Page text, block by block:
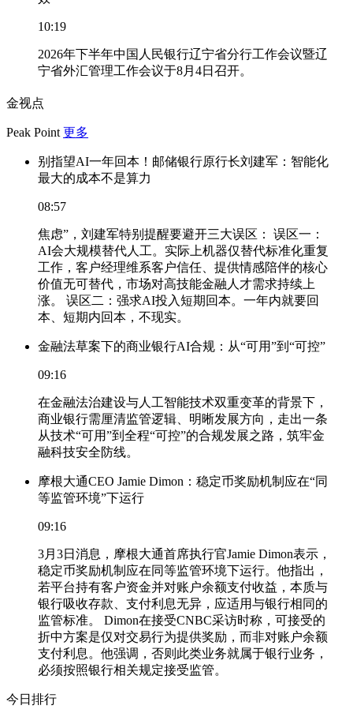
10:19
2026年下半年中国人民银行辽宁省分行工作会议暨辽
宁省外汇管理工作会议于8月4日召开。
金视点
Peak Point 更多
别指望AI一年回本！邮储银行原行长刘建军：智能化
最大的成本不是算力
08:57
焦虑”，刘建军特别提醒要避开三大误区： 误区一：
AI会大规模替代人工。实际上机器仅替代标准化重复
工作，客户经理维系客户信任、提供情感陪伴的核心
价值无可替代，市场对高技能金融人才需求持续上
涨。 误区二：强求AI投入短期回本。一年内就要回
本、短期内回本，不现实。
金融法草案下的商业银行AI合规：从“可用”到“可控”
09:16
在金融法治建设与人工智能技术双重变革的背景下，
商业银行需厘清监管逻辑、明晰发展方向，走出一条
从技术“可用”到全程“可控”的合规发展之路，筑牢金
融科技安全防线。
摩根大通CEO Jamie Dimon：稳定币奖励机制应在“同
等监管环境”下运行
09:16
3月3日消息，摩根大通首席执行官Jamie Dimon表示，
稳定币奖励机制应在同等监管环境下运行。他指出，
若平台持有客户资金并对账户余额支付收益，本质与
银行吸收存款、支付利息无异，应适用与银行相同的
监管标准。 Dimon在接受CNBC采访时称，可接受的
折中方案是仅对交易行为提供奖励，而非对账户余额
支付利息。他强调，否则此类业务就属于银行业务，
必须按照银行相关规定接受监管。
今日排行